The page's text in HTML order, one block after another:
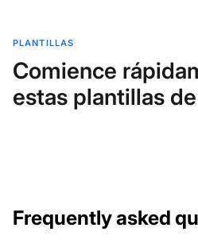
PLANTILLAS
Comience
estas plantillas
Frequently asked